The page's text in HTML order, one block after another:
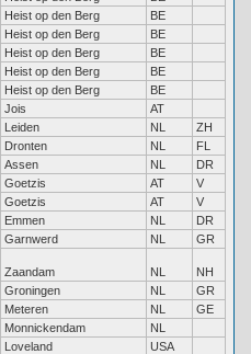
Heist op den Berg
BE
Heist op den Berg
BE
Heist op den Berg
BE
Heist op den Berg
BE
Heist op den Berg
BE
Jois
AT
Leiden NL
ZH
Dronten NL
FL
Assen NL
DR
Goetzis AT
V
Goetzis AT
V
Emmen NL
DR
Garnwerd NL GR
Zaandam NL
NH
Groningen NL
GR
Meteren NL
GE
Monnickendam
NL
Loveland
USA